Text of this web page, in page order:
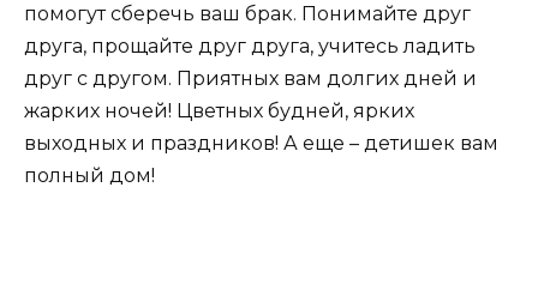
помогут сберечь ваш брак. Понимайте друг
друга, прощайте друг друга, учитесь ладить
друг с другом. Приятных вам долгих дней и
жарких ночей! Цветных будней, ярких
выходных и праздников! А еще – детишек вам
полный дом!